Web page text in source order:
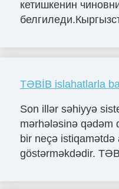
кетишкенин
TƏBİB islahatlarla
Son illər səhiyyə
mərhələsinə qədəm
bir neçə istiqamətdə
göstərməkdədir.